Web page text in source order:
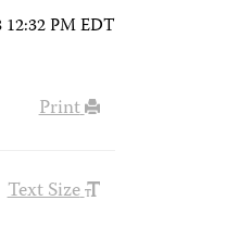
12:32 PM EDT
Print
Text Size